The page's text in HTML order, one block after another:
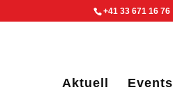
+41 33 671 16 76
Aktuell Events